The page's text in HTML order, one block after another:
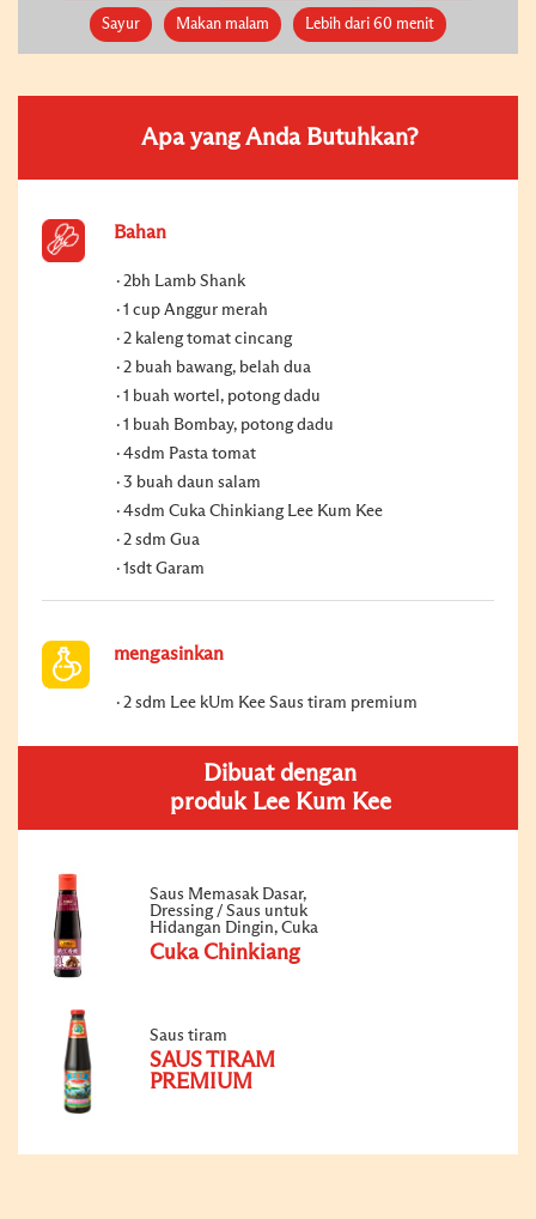
Sayur Makan malam Lebih dari 60 menit
Apa yang Anda Butuhkan?
Bahan
2bh Lamb Shank
1 cup Anggur merah
2 kaleng tomat cincang
2 buah bawang, belah dua
1 buah wortel, potong dadu
1 buah Bombay, potong dadu
4sdm Pasta tomat
3 buah daun salam
4sdm Cuka Chinkiang Lee Kum Kee
2 sdm Gua
1sdt Garam
mengasinkan
2 sdm Lee kUm Kee Saus tiram premium
Dibuat dengan
produk Lee Kum Kee
Saus Memasak Dasar,
Dressing / Saus untuk
Hidangan Dingin, Cuka
Cuka Chinkiang
Saus tiram
SAUS TIRAM
PREMIUM